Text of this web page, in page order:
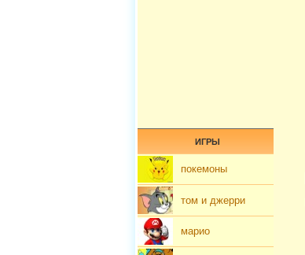
ИГРЫ
покемоны
том и джерри
марио